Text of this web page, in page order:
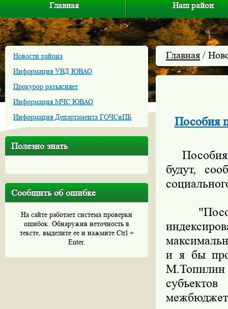
Главная Наш район
Новости района
Информация УВД ЮВАО
Прокурор разъясняет
Информация МЧС ЮВАО
Информация Департамента ГОЧСиПБ
Полезно знать
Сообщить об ошибке
На сайте работает система проверки
ошибок. Обнаружив неточность в
тексте, выделите ее и нажмите Ctrl +
Enter.
Главная /
Пособия
Пособия
будут,
и я бы